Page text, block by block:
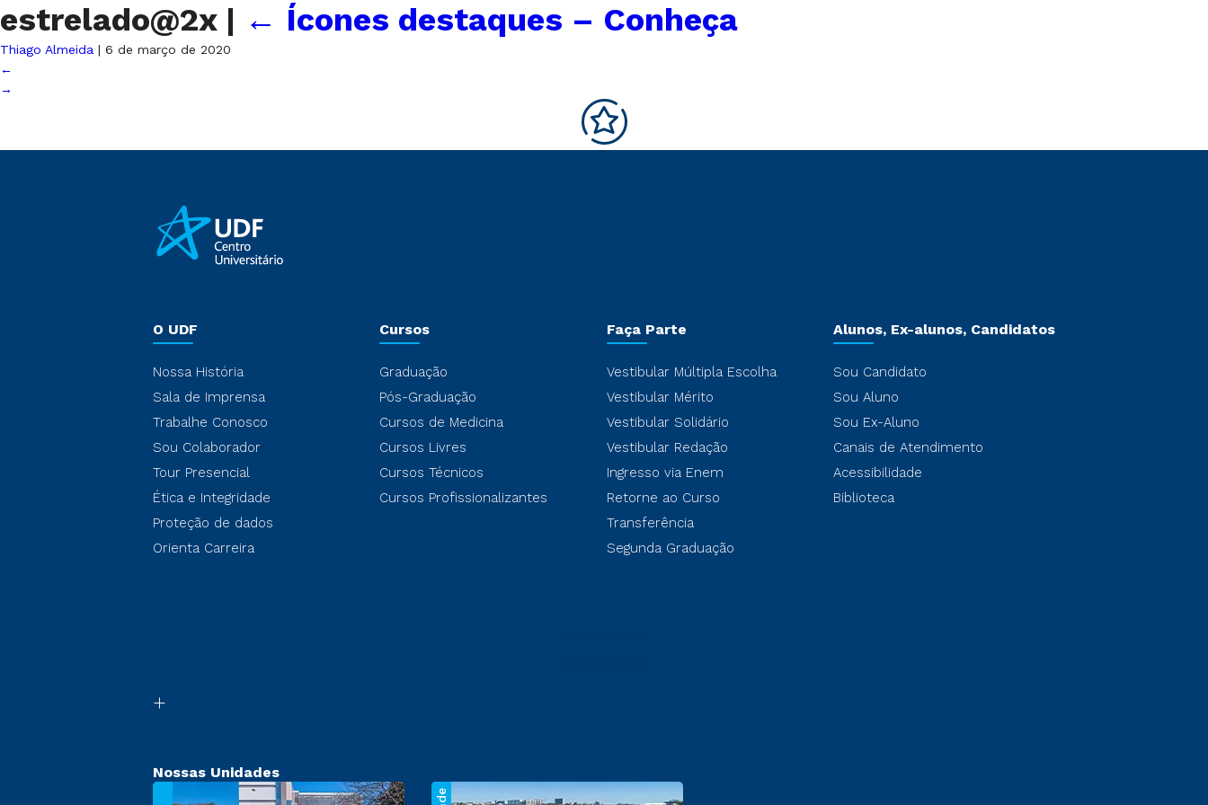
estrelado@2x | ← Ícones destaques – Conheça
Thiago Almeida | 6 de março de 2020
←
→
O UDF
Nossa História
Sala de Imprensa
Trabalhe Conosco
Sou Colaborador
Tour Presencial
Ética e Integridade
Proteção de dados
Orienta Carreira
Cursos
Graduação
Pós-Graduação
Cursos de Medicina
Cursos Livres
Cursos Técnicos
Cursos Profissionalizantes
Faça Parte
Vestibular Múltipla Escolha
Vestibular Mérito
Vestibular Solidário
Vestibular Redação
Ingresso via Enem
Retorne ao Curso
Transferência
Segunda Graduação
Alunos, Ex-alunos, Candidatos
Sou Candidato
Sou Aluno
Sou Ex-Aluno
Canais de Atendimento
Acessibilidade
Biblioteca
Nossas Unidades